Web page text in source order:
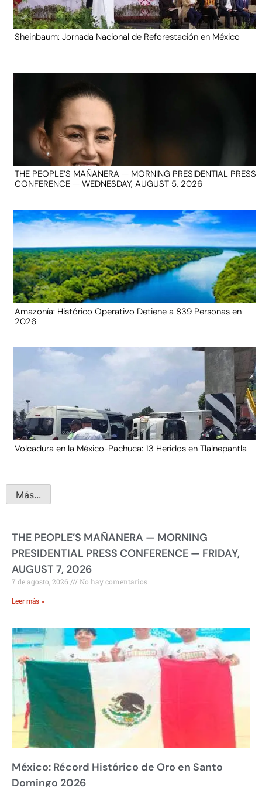
Sheinbaum: Jornada Nacional de Reforestación en México
THE PEOPLE’S MAÑANERA — MORNING PRESIDENTIAL PRESS
CONFERENCE — WEDNESDAY, AUGUST 5, 2026
Amazonía: Histórico Operativo Detiene a 839 Personas en
2026
Volcadura en la México-Pachuca: 13 Heridos en Tlalnepantla
Más...
THE PEOPLE’S MAÑANERA — MORNING
PRESIDENTIAL PRESS CONFERENCE — FRIDAY,
AUGUST 7, 2026
7 de agosto, 2026 No hay comentarios
Leer más »
México: Récord Histórico de Oro en Santo
Domingo 2026